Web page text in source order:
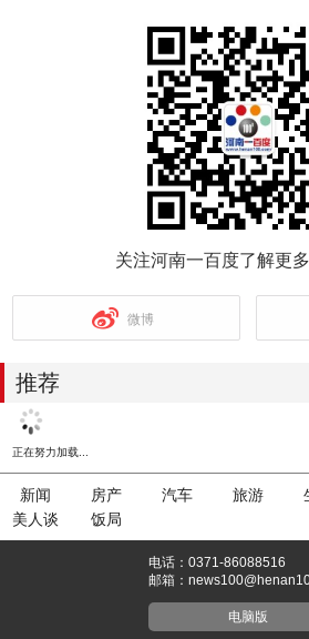
关注河南一百度了解更
微博
推荐
正在努力加载...
新闻 房产 汽车 旅游
美人谈
饭局
电话：0371-86088516
邮箱：
电脑版